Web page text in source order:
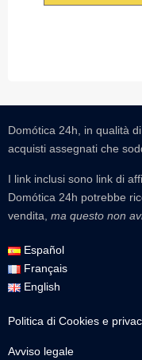
Domótica 24h, in qualità
acquisti assegnati che
I link inclusi sono link di
Domótica 24h potrebbe
vendita, ma questo non
Español
Français
English
Politica di Cookies e
Avviso legale